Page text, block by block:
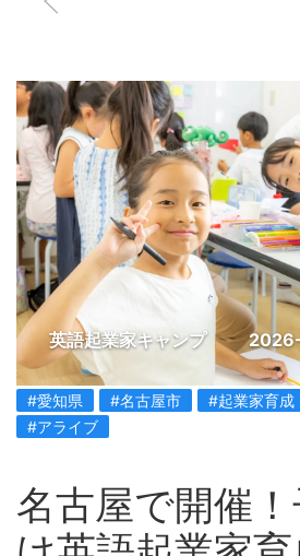
英語起業家キャンプ
#愛知県 #名古屋市 #起業家育成
#アライブ
名古屋で開催